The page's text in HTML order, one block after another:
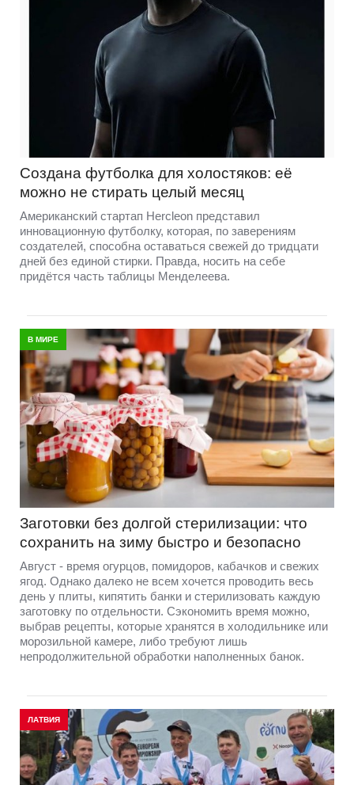
Создана футболка для холостяков: её
можно не стирать целый месяц
Американский стартап Hercleon представил
инновационную футболку, которая, по заверениям
создателей, способна оставаться свежей до тридцати
дней без единой стирки. Правда, носить на себе
придётся часть таблицы Менделеева.
В МИРЕ
Заготовки без долгой стерилизации: что
сохранить на зиму быстро и безопасно
Август - время огурцов, помидоров, кабачков и свежих
ягод. Однако далеко не всем хочется проводить весь
день у плиты, кипятить банки и стерилизовать каждую
заготовку по отдельности. Сэкономить время можно,
выбрав рецепты, которые хранятся в холодильнике или
морозильной камере, либо требуют лишь
непродолжительной обработки наполненных банок.
ЛАТВИЯ